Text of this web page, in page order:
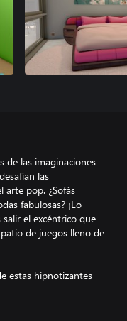
de las imaginaciones
las
arte pop. ¿Sofás
fabulosas? ¡Lo
el excéntrico que
de juegos lleno de
estas hipnotizantes